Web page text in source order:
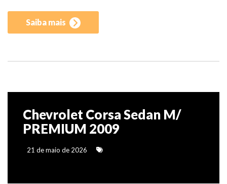
Saiba mais
Chevrolet Corsa Sedan M/
PREMIUM 2009
21 de maio de 2026